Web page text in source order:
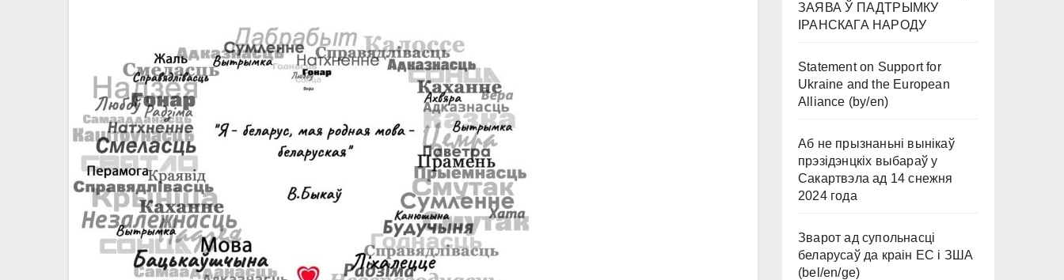
ЗАЯВА Ў ПАДТРЫМКУ
ІРАНСКАГА НАРОДУ
Statement on Support for
Ukraine and the European
Alliance (by/en)
Аб не прызнаньні вынікаў
прэзідэнцкіх выбараў у
Сакартвэла ад 14 снежня
2024 года
Зварот ад супольнасці
беларусаў да краін ЕС і ЗША
(bel/en/ge)